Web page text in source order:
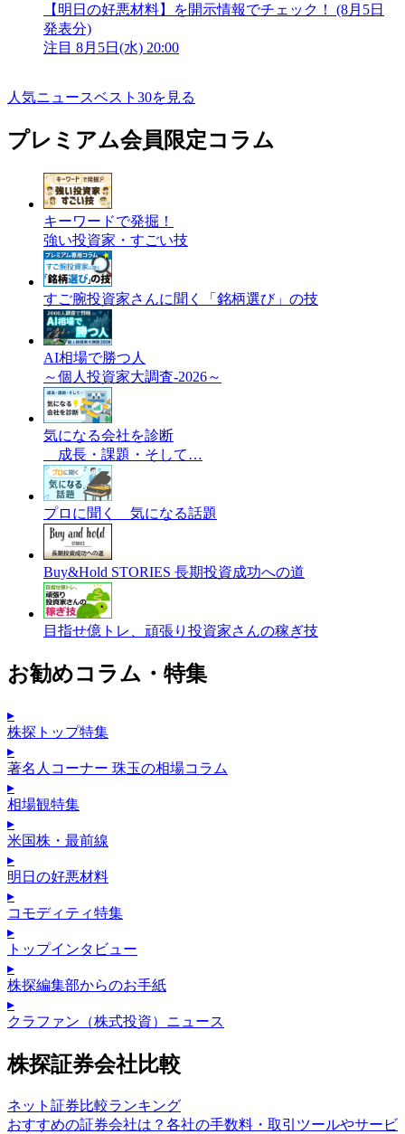
【明日の好悪材料】を開示情報でチェック！ (8月5日
発表分)
注目 8月5日(水) 20:00
人気ニュースベスト30を見る
プレミアム会員限定コラム
キーワードで発掘！
強い投資家・すごい技
すご腕投資家さんに聞く「銘柄選び」の技
AI相場で勝つ人
～個人投資家大調査-2026～
気になる会社を診断
成長・課題・そして…
プロに聞く 気になる話題
Buy&Hold STORIES 長期投資成功への道
目指せ億トレ、頑張り投資家さんの稼ぎ技
お勧めコラム・特集
▸
株探トップ特集
▸
著名人コーナー 珠玉の相場コラム
▸
相場観特集
▸
米国株・最前線
▸
明日の好悪材料
▸
コモディティ特集
▸
トップインタビュー
▸
株探編集部からのお手紙
▸
クラファン（株式投資）ニュース
株探証券会社比較
ネット証券比較ランキング
おすすめの証券会社は？各社の手数料・取引ツールやサービ